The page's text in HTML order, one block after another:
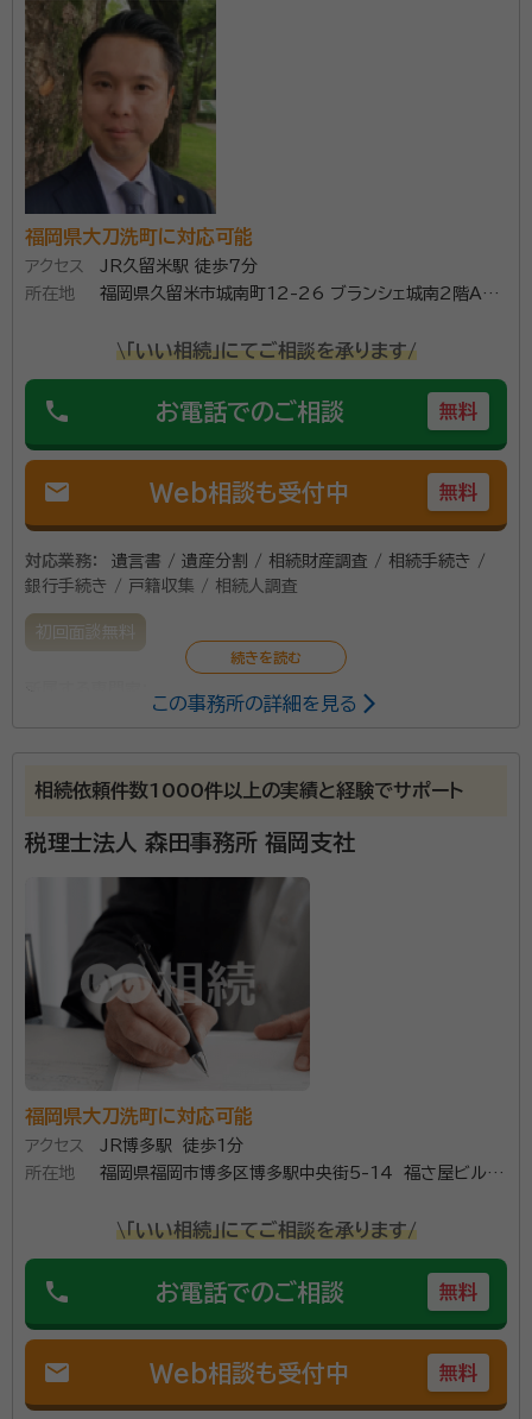
福岡県大刀洗町に対応可能
アクセス
JR久留米駅 徒歩7分
所在地
福岡県久留米市城南町12-26 ブランシェ城南2階A号
\「いい相続」にてご相談を承ります/
phone お電話でのご相談 無料
mail Web相談も受付中 無料
対応業務：
遺言書 / 遺産分割 / 相続財産調査 / 相続手続き /
銀行手続き / 戸籍収集 / 相続人調査
初回面談無料
事務所口コミ（抜粋）：
account_circle 満足度 5.0
ご利用時期：2026/3
今回ご紹介頂き、最初は不安も有りましたが事務所での面接時では、その
不安も無くなるくらい安心出来ました。細かい説明と物事の進み具合を
簡潔に教えて頂き、お金を出しても任せてみようと判断しました。
契約後の感想
主な内容の概要と流れは、ほぼLINEで連絡を取ってくれました。夫が機
械に疎く、LINEが届く度にイライラするので、その旨説明、お願いして私
が主にLINEでやり取りしましたが、進捗具合を都度説明下さり助かりま
遺言書の作成、相続人調査、遺産分割協議書など様々な
相続手続きに対応しております。 書類作成には深い法
律知識が必要であり、人生の中で何度も経験することで
連絡ください。
資格等：
所属団体： 福岡県行政書士会
この事務所の詳細を見る
相続依頼件数1000件以上の実績と経験でサポート
税理士法人 森田事務所 福岡支社
福岡県大刀洗町に対応可能
アクセス
JR博多駅 徒歩1分
所在地
福岡県福岡市博多区博多駅中央街5-14 福さ屋ビル
\「いい相続」にてご相談を承ります/
phone お電話でのご相談 無料
mail Web相談も受付中 無料